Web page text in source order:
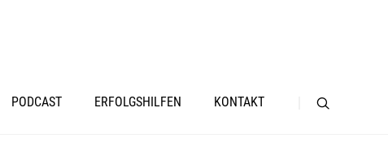
PODCAST ERFOLGSHILFEN KONTAKT